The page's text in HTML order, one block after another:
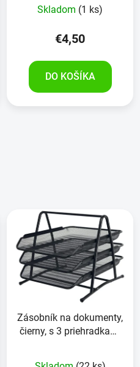
Skladom (1 ks)
€4,50
DO KOŠÍKA
Zásobník na dokumenty,
čierny, s 3 priehradkami